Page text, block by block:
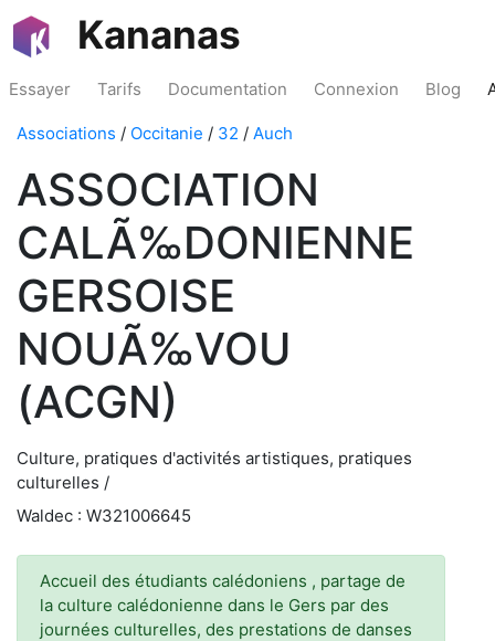
Kananas
Essayer Tarifs Documentation Connexion Blog
Associations / Occitanie / 32 / Auch
ASSOCIATION
CALÃ‰DONIENNE
GERSOISE
NOUÃ‰VOU
(ACGN)
Culture, pratiques d'activités artistiques, pratiques
culturelles /
Waldec : W321006645
Accueil des étudiants calédoniens , partage de
la culture calédonienne dans le Gers par des
journées culturelles, des prestations de danses